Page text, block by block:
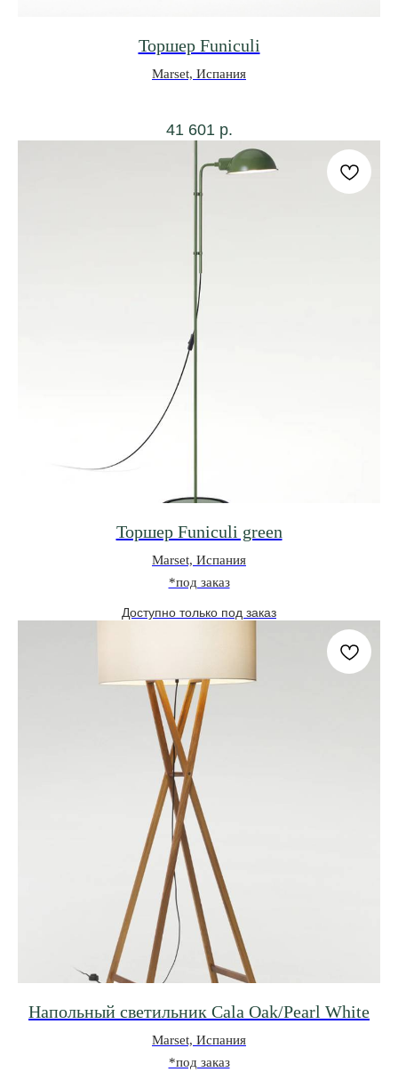
МЕНЮ
Торшер Funiculi
Marset, Испания
41 601 р.
Торшер Funiculi green
Marset, Испания
*под заказ
Напольный светильник Cala Oak/Pearl White
Marset, Испания
*под заказ